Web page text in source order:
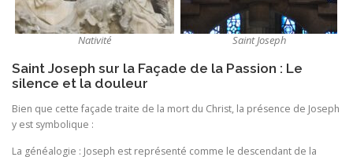
Nativité Saint Joseph
Saint Joseph sur la Façade de la Passion : Le
silence et la douleur
Bien que cette façade traite de la mort du Christ, la présence de Joseph
y est symbolique :
La généalogie : Joseph est représenté comme le descendant de la